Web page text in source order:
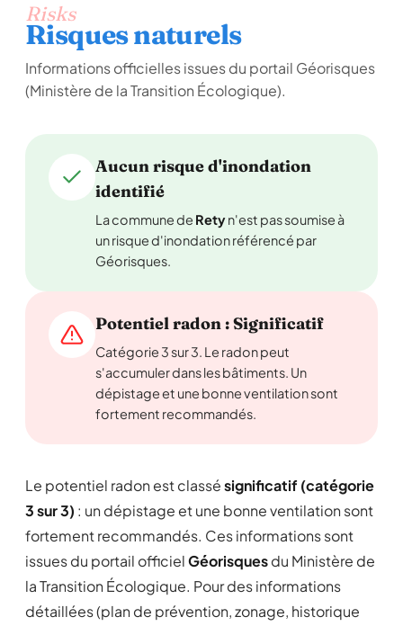
Risks
Risques naturels
Informations officielles issues du portail Géorisques
(Ministère de la Transition Écologique).
Aucun risque d'inondation
identifié
La commune de Retyn'est pas soumise à
un risque d'inondation référencé par
Géorisques.
Potentiel radon : Significatif
Catégorie 3 sur 3. Le radon peut
s'accumuler dans les bâtiments. Un
dépistage et une bonne ventilation sont
fortement recommandés.
Le potentiel radon est classésignificatif (catégorie
3 sur 3) : un dépistage et une bonne ventilation sont
fortement recommandés. Ces informations sont
issues du portail officielGéorisquesdu Ministère de
la Transition Écologique. Pour des informations
détaillées (plan de prévention, zonage, historique